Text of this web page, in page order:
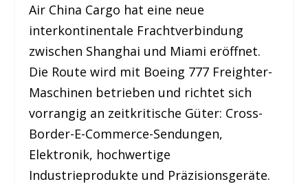
Air China Cargo hat eine neue
interkontinentale Frachtverbindung
zwischen Shanghai und Miami eröffnet.
Die Route wird mit Boeing 777 Freighter-
Maschinen betrieben und richtet sich
vorrangig an zeitkritische Güter: Cross-
Border-E-Commerce-Sendungen,
Elektronik, hochwertige
Industrieprodukte und Präzisionsgeräte.